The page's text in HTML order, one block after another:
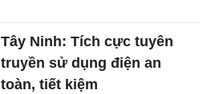
Tây Ninh: Tích cực tuyên
truyền sử dụng điện an
toàn, tiết kiệm